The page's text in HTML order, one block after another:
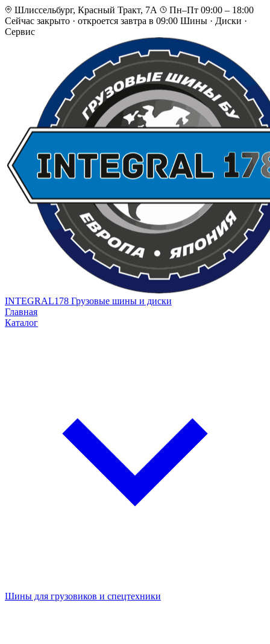
Шлиссельбург, Красный Тракт, 7А
Пн–Пт 09:00 – 18:00
Сейчас закрыто · откроется завтра в 09:00 Шины · Диски ·
Сервис
INTEGRAL178 Грузовые шины и диски
Главная
Каталог
Шины для грузовиков и спецтехники